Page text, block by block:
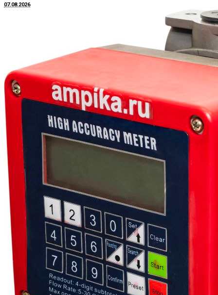
07.08.2026